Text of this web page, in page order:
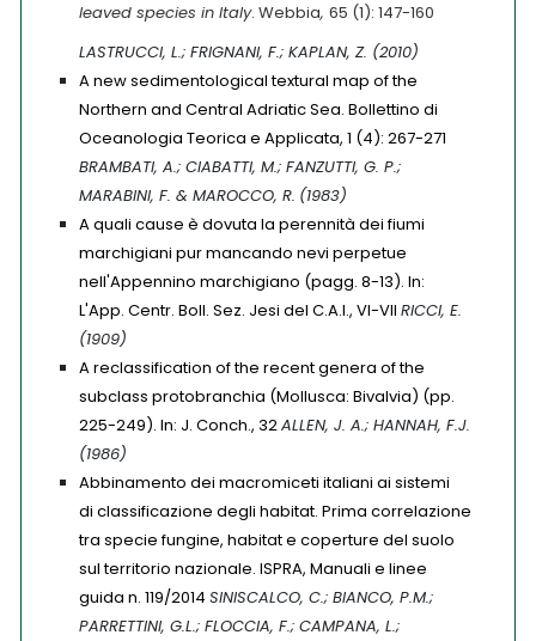
leaved species in Italy. Webbia, 65 (1): 147-160
LASTRUCCI, L.; FRIGNANI, F.; KAPLAN, Z. (2010)
A new sedimentological textural map of the
Northern and Central Adriatic Sea. Bollettino di
Oceanologia Teorica e Applicata, 1 (4): 267-271
BRAMBATI, A.; CIABATTI, M.; FANZUTTI, G. P.;
MARABINI, F. & MAROCCO, R. (1983)
A quali cause è dovuta la perennità dei fiumi
marchigiani pur mancando nevi perpetue
nell'Appennino marchigiano (pagg. 8-13). In:
L'App. Centr. Boll. Sez. Jesi del C.A.I., VI-VII RICCI, E.
(1909)
A reclassification of the recent genera of the
subclass protobranchia (Mollusca: Bivalvia) (pp.
225-249). In: J. Conch., 32ALLEN, J. A.; HANNAH, F.J.
(1986)
Abbinamento dei macromiceti italiani ai sistemi
di classificazione degli habitat. Prima correlazione
tra specie fungine, habitat e coperture del suolo
sul territorio nazionale. ISPRA, Manuali e linee
guida n. 119/2014 SINISCALCO, C.; BIANCO, P.M.;
PARRETTINI, G.L.; FLOCCIA, F.; CAMPANA, L.;